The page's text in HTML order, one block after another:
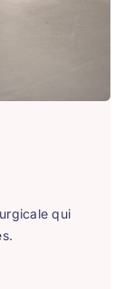
qui